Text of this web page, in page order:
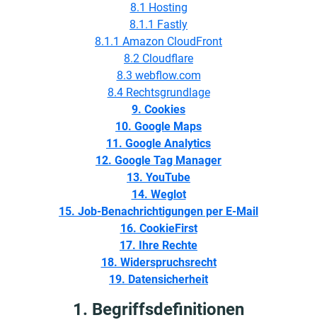
8.1 Hosting
8.1.1 Fastly
8.1.1 Amazon CloudFront
8.2 Cloudflare
8.3 webflow.com
8.4 Rechtsgrundlage
9. Cookies
10. Google Maps
11. Google Analytics
12. Google Tag Manager
13. YouTube
14. Weglot
15. Job-Benachrichtigungen per E-Mail
16. CookieFirst
17. Ihre Rechte
18. Widerspruchsrecht
19. Datensicherheit
1. Begriffsdefinitionen